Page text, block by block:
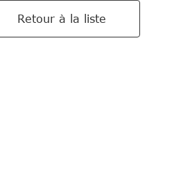
Retour à la liste